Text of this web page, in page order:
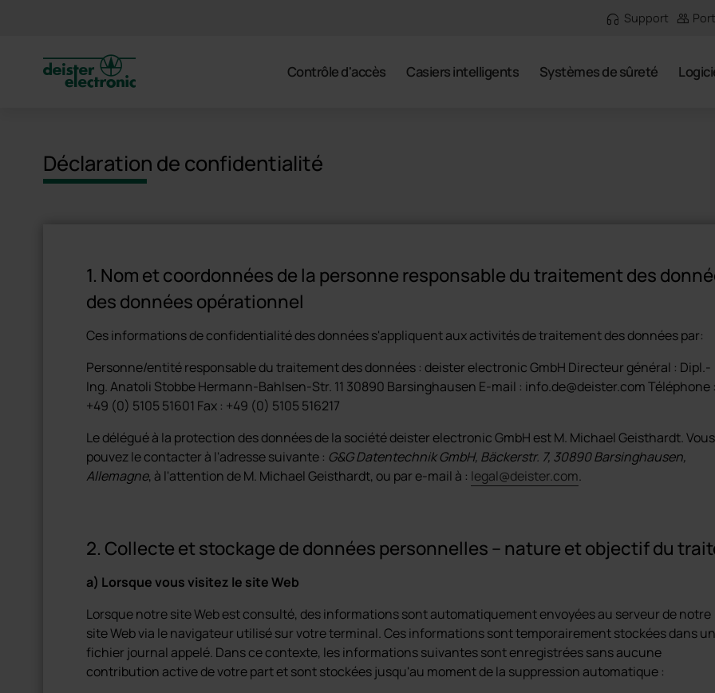
Support
deister Contrôle d'accès Casiers intelligents Systèmes de sûreté
Déclaration de confidentialité
1. Nom et coordonnées de la personne responsable du traitement des
des données opérationnel
Ces informations de confidentialité des données s'appliquent aux activités de traitement des données par:
Personne/entité responsable du traitement des données : deister electronic GmbH Directeur général : Dipl.-
Ing. Anatoli Stobbe Hermann-Bahlsen-Str. 11 30890 Barsinghausen E-mail : info.de@deister.com Téléphone
+49 (0) 5105 51601 Fax : +49 (0) 5105 516217
Le délégué à la protection des données de la société deister electronic GmbH est M. Michael Geisthardt. Vous
pouvez le contacter à l'adresse suivante : G&G Datentechnik GmbH, Bäckerstr. 7, 30890 Barsinghausen,
Allemagne, à l'attention de M. Michael Geisthardt, ou par e-mail à : legal@deister.com.
2. Collecte et stockage de données personnelles – nature et objectif du
a) Lorsque vous visitez le site Web
Lorsque notre site Web est consulté, des informations sont automatiquement envoyées au serveur de notre
site Web via le navigateur utilisé sur votre terminal. Ces informations sont temporairement stockées dans un
fichier journal appelé. Dans ce contexte, les informations suivantes sont enregistrées sans aucune
contribution active de votre part et sont stockées jusqu'au moment de la suppression automatique :